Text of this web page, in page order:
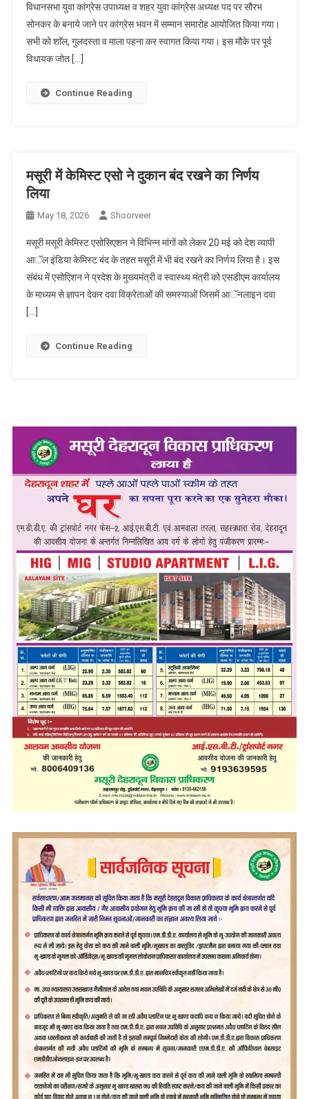
विधानसभा युवा कांग्रेस उपाध्यक्ष व शहर युवा कांग्रेस अध्यक्ष पद पर सौरभ
सोनकर के बनाये जाने पर कांग्रेस भवन में सम्मान समारोह आयोजित किया गया।
सभी को शाॅल, गुलदस्ता व माला पहना कर स्वागत किया गया। इस मौके पर पूर्व
विधायक जोत […]
Continue Reading
मसूरी में केमिस्ट एसो ने दुकान बंद रखने का निर्णय
लिया
May 18, 2026 Shoorveer
मसूरी मसूरी केमिस्ट एसोसिएशन ने विभिन्न मांगों को लेकर 20 मई को देश व्यापी
आॅल इंडिया केमिस्ट बंद के तहत मसूरी में भी बंद रखने का निर्णय लिया है। इस
संबंध में एसोएिशन ने प्रदेश के मुख्यमंत्री व स्वास्थ्य मंत्री को एसडीएम कार्यालय
के माध्यम से ज्ञापन देकर दवा विक्रेताओं की समस्याओं जिसमें आॅनलाइन दवा
[…]
Continue Reading